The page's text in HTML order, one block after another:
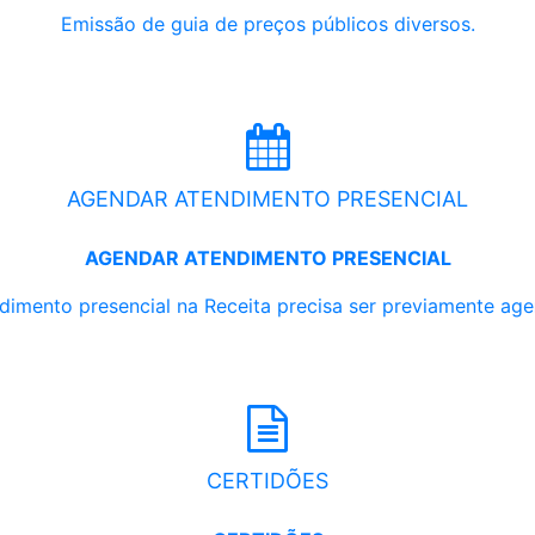
Emissão de guia de preços públicos diversos.
AGENDAR ATENDIMENTO PRESENCIAL
AGENDAR ATENDIMENTO PRESENCIAL
presencial na Receita precisa ser previamente
CERTIDÕES